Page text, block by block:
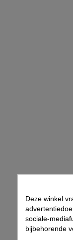
Deze winkel
sociale-
bijbehorende